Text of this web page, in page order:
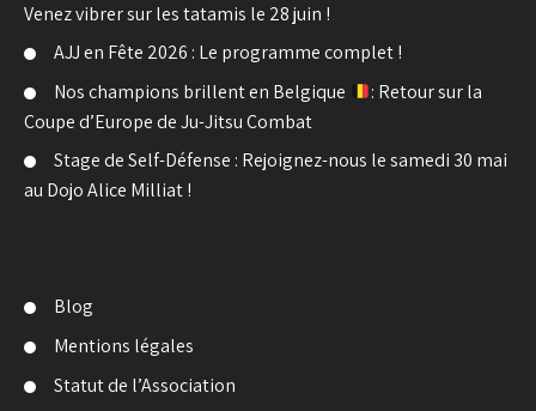
Venez vibrer sur les tatamis le 28 juin !
AJJ en Fête 2026 : Le programme complet !
Nos champions brillent en Belgique
: Retour sur la
Coupe d’Europe de Ju-Jitsu Combat
Stage de Self-Défense : Rejoignez-nous le samedi 30 mai
au Dojo Alice Milliat !
Blog
Mentions légales
Statut de l’Association